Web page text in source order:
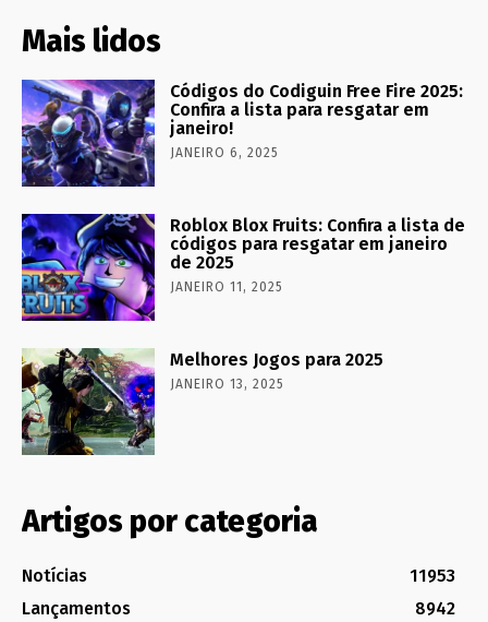
Mais lidos
Códigos do Codiguin Free Fire 2025:
Confira a lista para resgatar em
janeiro!
JANEIRO 6, 2025
Roblox Blox Fruits: Confira a lista de
códigos para resgatar em janeiro
de 2025
JANEIRO 11, 2025
Melhores Jogos para 2025
JANEIRO 13, 2025
Artigos por categoria
Notícias
11953
Lançamentos
8942